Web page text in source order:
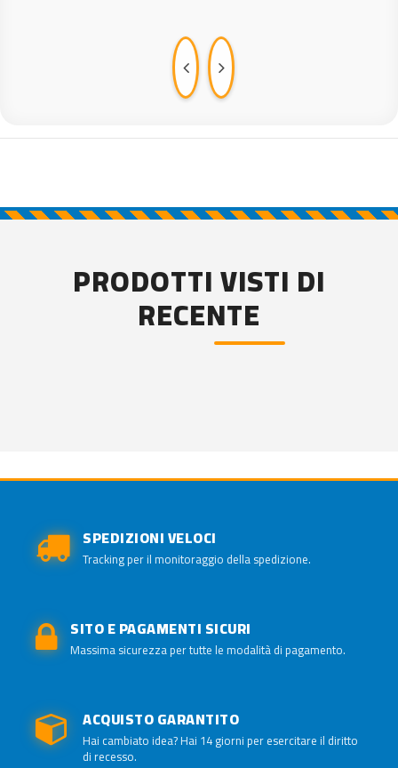
PRODOTTI VISTI DI
RECENTE
SPEDIZIONI VELOCI
Tracking per il monitoraggio della spedizione.
SITO E PAGAMENTI SICURI
Massima sicurezza per tutte le modalità di pagamento.
ACQUISTO GARANTITO
Hai cambiato idea? Hai 14 giorni per esercitare il diritto
di recesso.